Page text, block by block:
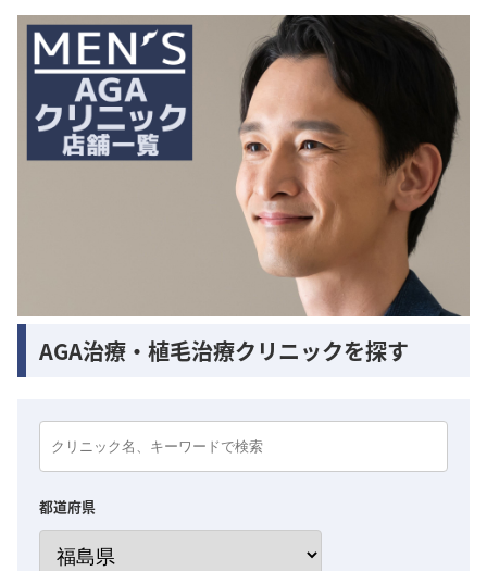
AGA治療・植毛治療クリニックを探す
都道府県